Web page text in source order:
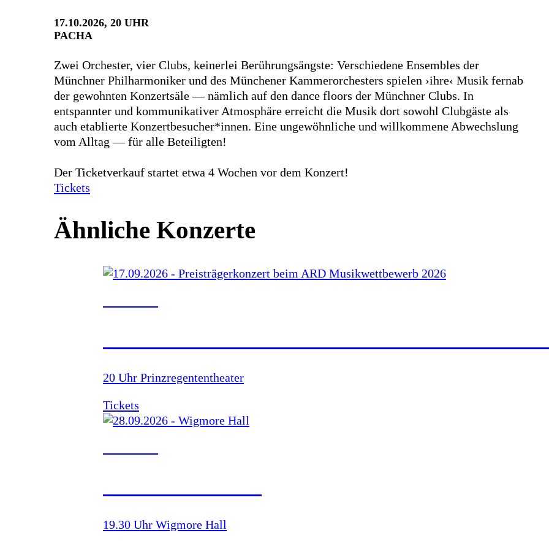
17.10.2026, 20 UHR
PACHA
Zwei Orchester, vier Clubs, keinerlei Berührungsängste: Verschiedene Ensembles der
Münchner Philharmoniker und des Münchener Kammerorchesters spielen ›ihre‹ Musik fernab
der gewohnten Konzertsäle — nämlich auf den dance floors der Münchner Clubs. In
entspannter und kommunikativer Atmosphäre erreicht die Musik dort sowohl Clubgäste als
auch etablierte Konzertbesucher*innen. Eine ungewöhnliche und willkommene Abwechslung
vom Alltag — für alle Beteiligten!
Der Ticketverkauf startet etwa 4 Wochen vor dem Konzert!
Tickets
Ähnliche Konzerte
20 Uhr Prinzregententheater
Tickets
19.30 Uhr Wigmore Hall